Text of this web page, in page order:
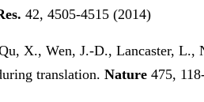
42, 4505-4515 (2014)
X., Wen, J.-D., Lancaster, L.,
translation. Nature 475,